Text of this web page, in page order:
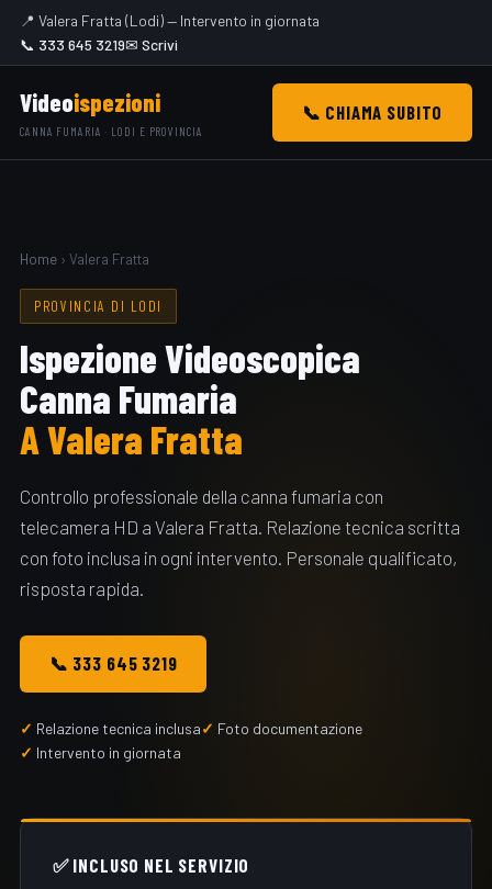
📍 Valera Fratta (Lodi) — Intervento in giornata
📞 333 645 3219✉ Scrivi
Videoispezioni
CANNA FUMARIA · LODI E PROVINCIA
📞 CHIAMA SUBITO
Home› Valera Fratta
PROVINCIA DI LODI
Ispezione Videoscopica
Canna Fumaria
A Valera Fratta
Controllo professionale della canna fumaria con
telecamera HD a Valera Fratta. Relazione tecnica scritta
con foto inclusa in ogni intervento. Personale qualificato,
risposta rapida.
📞 333 645 3219
Relazione tecnica inclusa
Foto documentazione
Intervento in giornata
✅ INCLUSO NEL SERVIZIO